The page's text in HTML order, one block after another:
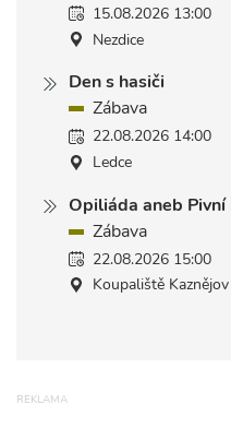
15.08.2026 13:00
Nezdice
Den s hasiči
Zábava
22.08.2026 14:00
Ledce
Opiliáda aneb
Zábava
22.08.2026 15:00
Koupaliště Kaznějov